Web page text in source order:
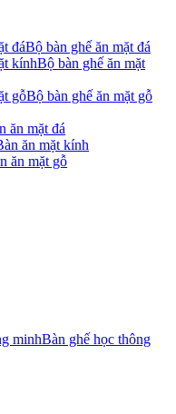
Bộ bàn ghế ăn mặt đá
Bộ bàn ghế ăn mặt
Bộ bàn ghế ăn mặt gỗ
ăn mặt đá
ăn mặt kính
ăn mặt gỗ
Bàn ghế học thông